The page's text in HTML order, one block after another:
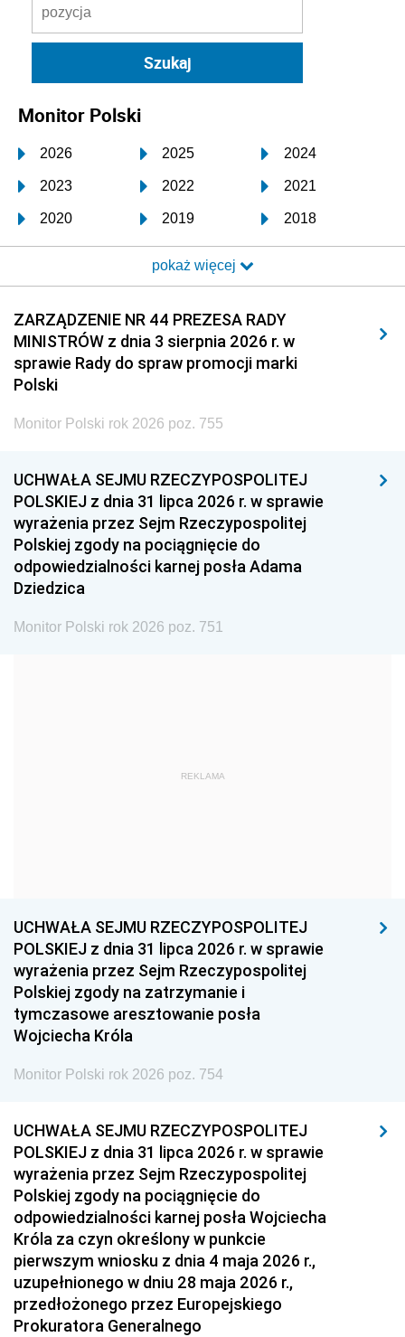
Monitor Polski
2026 2025 2024
2023 2022 2021
2020 2019 2018
2017 2016 2015
2014 2013 2012
2011 2010 2009
2008 2007 2006
2005
1996 1995 1994
1993 1992 1991
1990 1989
1987 1986 1985
1968
1954 1953 1952
1951 1950 1949
1948 1947
1939
pokaż więcej
ZARZĄDZENIE NR 44 PREZESA RADY
MINISTRÓW z dnia 3 sierpnia 2026 r. w
sprawie Rady do spraw promocji marki
Polski
Monitor Polski rok 2026 poz. 755
UCHWAŁA SEJMU RZECZYPOSPOLITEJ
POLSKIEJ z dnia 31 lipca 2026 r. w sprawie
wyrażenia przez Sejm Rzeczypospolitej
Polskiej zgody na pociągnięcie do
odpowiedzialności karnej posła Adama
Dziedzica
Monitor Polski rok 2026 poz. 751
REKLAMA
UCHWAŁA SEJMU RZECZYPOSPOLITEJ
POLSKIEJ z dnia 31 lipca 2026 r. w sprawie
wyrażenia przez Sejm Rzeczypospolitej
Polskiej zgody na zatrzymanie i
tymczasowe aresztowanie posła
Wojciecha Króla
Monitor Polski rok 2026 poz. 754
UCHWAŁA SEJMU RZECZYPOSPOLITEJ
POLSKIEJ z dnia 31 lipca 2026 r. w sprawie
wyrażenia przez Sejm Rzeczypospolitej
Polskiej zgody na pociągnięcie do
odpowiedzialności karnej posła Wojciecha
Króla za czyn określony w punkcie
pierwszym wniosku z dnia 4 maja 2026 r.,
uzupełnionego w dniu 28 maja 2026 r.,
przedłożonego przez Europejskiego
Prokuratora Generalnego